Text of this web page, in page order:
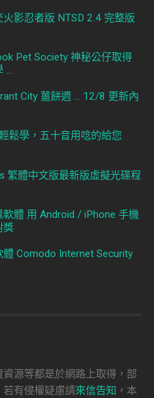
影忍者版 NTSD 2.4 完整版
Pet Society 神秘公仔取得
...
City 薑餅週 ... 12/8 更新內
鬆學，五十音用唸的給您
繁體中文版最新版虛擬光碟程
軟體 用 Android / iPhone 手機
獎
體 Comodo Internet Security
源等都是於網路上取得，部
有侵權疑慮請來信告知 ，本